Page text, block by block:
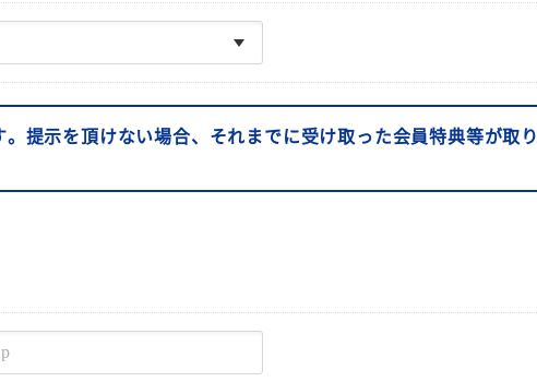
提示を頂けない場合、それまでに受け取った会員特典等が取り